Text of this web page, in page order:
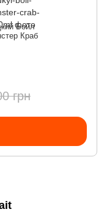
Бойл
Краб
грн